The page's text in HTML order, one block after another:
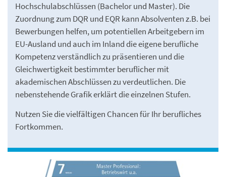
Hochschulabschlüssen (Bachelor und Master). Die
Zuordnung zum DQR und EQR kann Absolventen z.B. bei
Bewerbungen helfen, um potentiellen Arbeitgebern im
EU-Ausland und auch im Inland die eigene berufliche
Kompetenz verständlich zu präsentieren und die
Gleichwertigkeit bestimmter beruflicher mit
akademischen Abschlüssen zu verdeutlichen. Die
nebenstehende Grafik erklärt die einzelnen Stufen.
Nutzen Sie die vielfältigen Chancen für Ihr berufliches
Fortkommen.